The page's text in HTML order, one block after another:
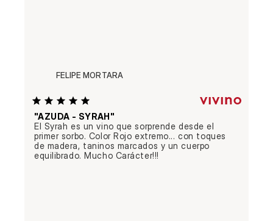
FELIPE MORTARA
"AZUDA - SYRAH"
El Syrah es un vino que sorprende desde el
primer sorbo. Color Rojo extremo... con toques
de madera, taninos marcados y un cuerpo
equilibrado. Mucho Carácter!!!